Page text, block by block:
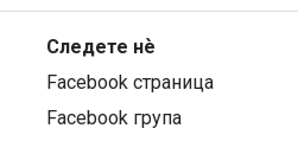
Следете нѐ
Facebook страница
Facebook група